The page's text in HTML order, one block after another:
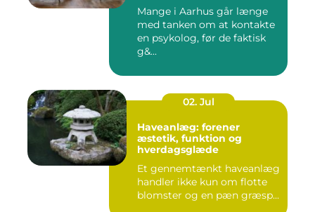
Mange i Aarhus går længe
med tanken om at kontakte
en psykolog, før de faktisk
g&...
02. Jul
Haveanlæg: forener
æstetik, funktion og
hverdagsglæde
Et gennemtænkt haveanlæg
handler ikke kun om flotte
blomster og en pæn græsp...